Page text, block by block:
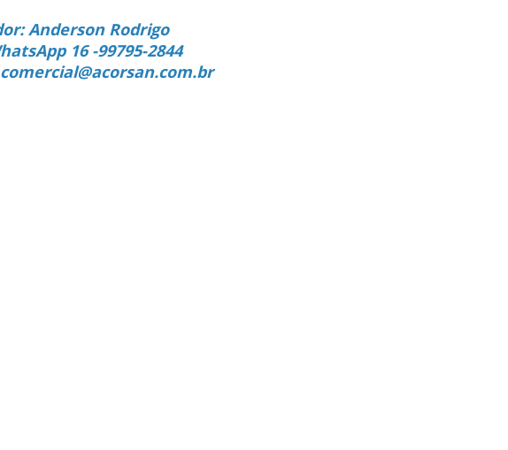
Anderson Rodrigo
16 -99795-2844